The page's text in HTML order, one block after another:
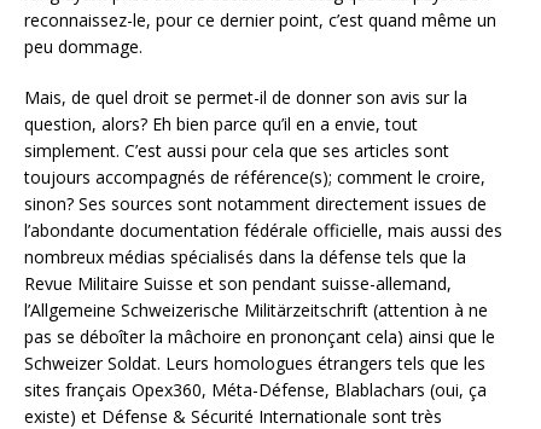
reconnaissez-le, pour ce dernier point, c’est quand même un
peu dommage.
Mais, de quel droit se permet-il de donner son avis sur la
question, alors? Eh bien parce qu’il en a envie, tout
simplement. C’est aussi pour cela que ses articles sont
toujours accompagnés de référence(s); comment le croire,
sinon? Ses sources sont notamment directement issues de
l’abondante documentation fédérale officielle, mais aussi des
nombreux médias spécialisés dans la défense tels que la
Revue Militaire Suisse et son pendant suisse-allemand,
l’Allgemeine Schweizerische Militärzeitschrift (attention à ne
pas se déboîter la mâchoire en prononçant cela) ainsi que le
Schweizer Soldat. Leurs homologues étrangers tels que les
sites français Opex360, Méta-Défense, Blablachars (oui, ça
existe) et Défense & Sécurité Internationale sont très